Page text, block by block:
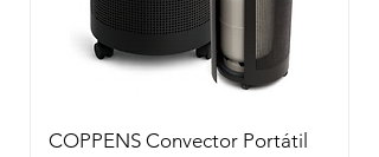
COPPENS Convector Portátil